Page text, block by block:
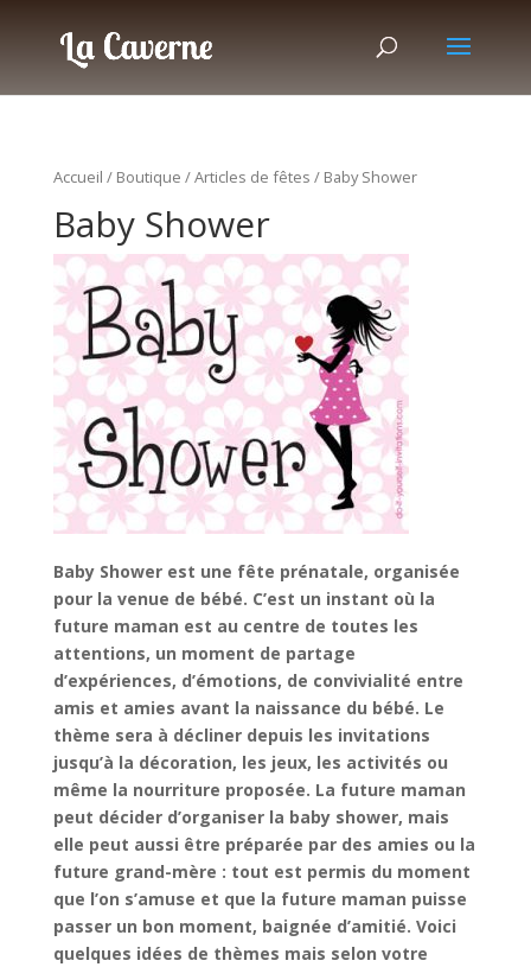
Accueil / Boutique /Articles de fêtes / Baby Shower
Baby Shower
Baby Shower est une fête prénatale, organisée
pour la venue de bébé. C’est un instant où la
future maman est au centre de toutes les
attentions, un moment de partage
d’expériences, d’émotions, de convivialité entre
amis et amies avant la naissance du bébé. Le
thème sera à décliner depuis les invitations
jusqu’à la décoration, les jeux, les activités ou
même la nourriture proposée. La future maman
peut décider d’organiser la baby shower, mais
elle peut aussi être préparée par des amies ou la
future grand-mère : tout est permis du moment
que l’on s’amuse et que la future maman puisse
passer un bon moment, baignée d’amitié. Voici
quelques idées de thèmes mais selon votre